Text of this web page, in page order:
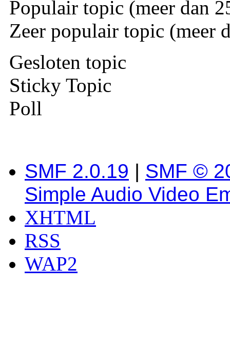
Populair topic (meer dan
Zeer populair topic (meer
Gesloten topic
Sticky Topic
Poll
SMF 2.0.19 | SMF ©
Simple Audio Video
XHTML
RSS
WAP2